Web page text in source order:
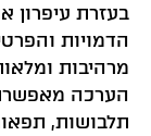
בעזרת עיפרון
הדמויות
מרהיבות
הערכה
תלבושות,